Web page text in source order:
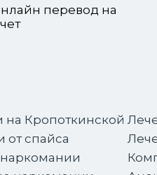
перевод на
Кропоткинской
от спайса